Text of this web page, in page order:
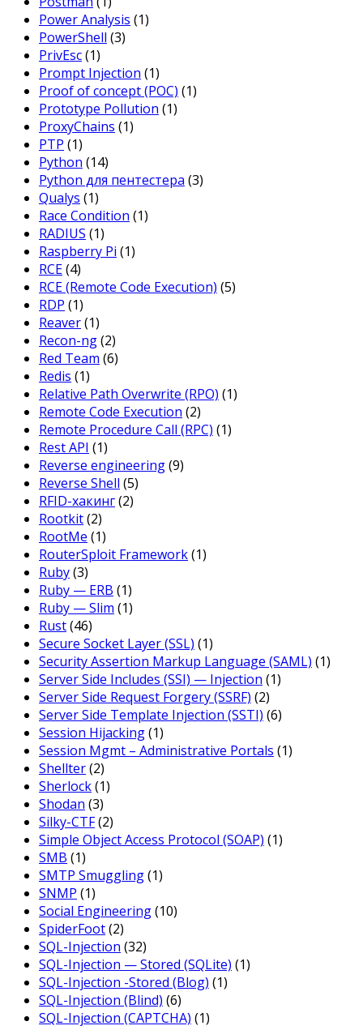
Power Analysis (1)
PowerShell (3)
PrivEsc(1)
Prompt Injection (1)
Proof of concept (POC) (1)
Prototype Pollution (1)
ProxyChains (1)
PTP (1)
Python (14)
Python для пентестера (3)
Qualys (1)
Race Condition (1)
RADIUS (1)
Raspberry Pi (1)
RCE(4)
RCE (Remote Code Execution) (5)
RDP (1)
Reaver(1)
Recon-ng(2)
Red Team (6)
Redis (1)
Relative Path Overwrite (RPO) (1)
Remote Code Execution (2)
Remote Procedure Call (RPC) (1)
Rest API (1)
Reverse engineering(9)
Reverse Shell (5)
RFID-хакинг(2)
Rootkit(2)
RootMe (1)
RouterSploit Framework(1)
Ruby(3)
Ruby — ERB (1)
Ruby — Slim (1)
Rust(46)
Secure Socket Layer (SSL) (1)
Security Assertion Markup Language (SAML) (1)
Server Side Includes (SSI) — Injection (1)
Server Side Request Forgery (SSRF) (2)
Server Side Template Injection (SSTI) (6)
Session Hijacking(1)
Session Mgmt – Administrative Portals (1)
Shellter(2)
Sherlock(1)
Shodan (3)
Silky-CTF(2)
Simple Object Access Protocol (SOAP) (1)
SMB (1)
SMTP Smuggling(1)
SNMP (1)
Social Engineering(10)
SpiderFoot(2)
SQL-Injection (32)
SQL-Injection — Stored (SQLite) (1)
SQL-Injection -Stored (Blog) (1)
SQL-Injection (Blind) (6)
SQL-Injection (CAPTCHA) (1)